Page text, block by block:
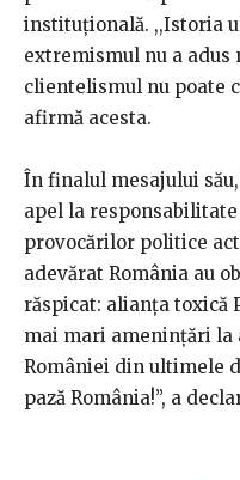
instituțională. ,,Istoria
extremismul nu a
clientelismul nu poate
afirmă acesta.
În finalul mesajului
apel la
provocărilor politice
adevărat România au
răspicat: alianța toxică
mai mari amenințări la
României din ultimele
pază România!”, a